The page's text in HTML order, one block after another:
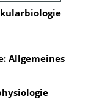
Allgemeines